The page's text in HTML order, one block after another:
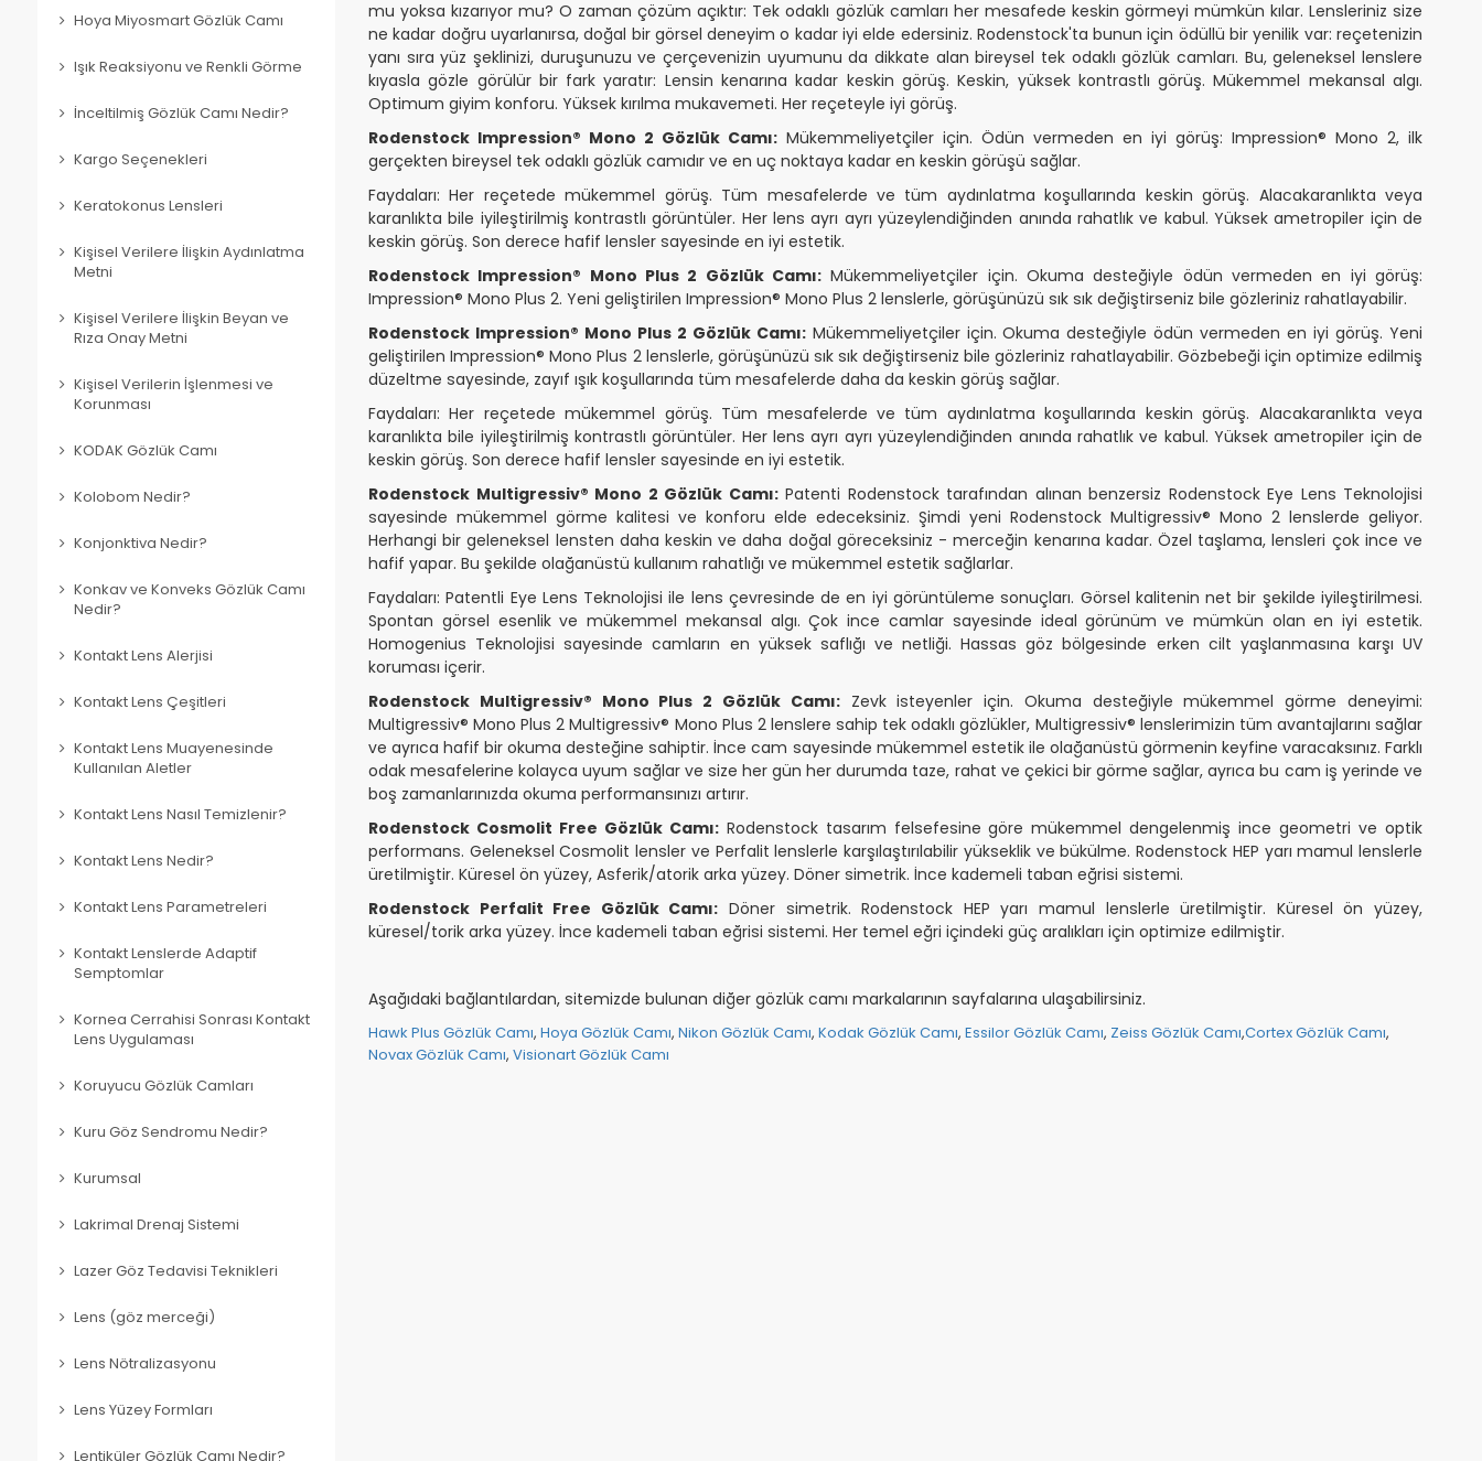
Hoya Miyosmart Gözlük Camı
Işık Reaksiyonu ve Renkli Görme
İnceltilmiş Gözlük Camı Nedir?
Kargo Seçenekleri
Keratokonus Lensleri
Kişisel Verilere İlişkin Aydınlatma
Metni
Kişisel Verilere İlişkin Beyan ve
Rıza Onay Metni
Kişisel Verilerin İşlenmesi ve
Korunması
KODAK Gözlük Camı
Kolobom Nedir?
Konjonktiva Nedir?
Konkav ve Konveks Gözlük Camı
Nedir?
Kontakt Lens Alerjisi
Kontakt Lens Çeşitleri
Kontakt Lens Muayenesinde
Kullanılan Aletler
Kontakt Lens Nasıl Temizlenir?
Kontakt Lens Nedir?
Kontakt Lens Parametreleri
Kontakt Lenslerde Adaptif
Semptomlar
Kornea Cerrahisi Sonrası Kontakt
Lens Uygulaması
Koruyucu Gözlük Camları
Kuru Göz Sendromu Nedir?
Kurumsal
Lakrimal Drenaj Sistemi
Lazer Göz Tedavisi Teknikleri
Lens (göz merceği)
Lens Nötralizasyonu
Lens Yüzey Formları
Lentiküler Gözlük Camı Nedir?
mu yoksa kızarıyor mu? O zaman çözüm açıktır: Tek odaklı gözlük camları her mesafede keskin görmeyi mümkün kılar. Lensleriniz size
ne kadar doğru uyarlanırsa, doğal bir görsel deneyim o kadar iyi elde edersiniz. Rodenstock'ta bunun için ödüllü bir yenilik var: reçetenizin
yanı sıra yüz şeklinizi, duruşunuzu ve çerçevenizin uyumunu da dikkate alan bireysel tek odaklı gözlük camları. Bu, geleneksel lenslere
kıyasla gözle görülür bir fark yaratır: Lensin kenarına kadar keskin görüş. Keskin, yüksek kontrastlı görüş. Mükemmel mekansal algı.
Optimum giyim konforu. Yüksek kırılma mukavemeti. Her reçeteyle iyi görüş.
Rodenstock Impression® Mono 2 Gözlük Camı: Mükemmeliyetçiler için. Ödün vermeden en iyi görüş: Impression® Mono 2, ilk
gerçekten bireysel tek odaklı gözlük camıdır ve en uç noktaya kadar en keskin görüşü sağlar.
Faydaları: Her reçetede mükemmel görüş. Tüm mesafelerde ve tüm aydınlatma koşullarında keskin görüş. Alacakaranlıkta veya
karanlıkta bile iyileştirilmiş kontrastlı görüntüler. Her lens ayrı ayrı yüzeylendiğinden anında rahatlık ve kabul. Yüksek ametropiler için de
keskin görüş. Son derece hafif lensler sayesinde en iyi estetik.
Rodenstock Impression® Mono Plus 2 Gözlük Camı: Mükemmeliyetçiler için. Okuma desteğiyle ödün vermeden en iyi görüş:
Impression® Mono Plus 2. Yeni geliştirilen Impression® Mono Plus 2 lenslerle, görüşünüzü sık sık değiştirseniz bile gözleriniz rahatlayabilir.
Rodenstock Impression® Mono Plus 2 Gözlük Camı:Mükemmeliyetçiler için. Okuma desteğiyle ödün vermeden en iyi görüş. Yeni
geliştirilen Impression® Mono Plus 2 lenslerle, görüşünüzü sık sık değiştirseniz bile gözleriniz rahatlayabilir. Gözbebeği için optimize edilmiş
düzeltme sayesinde, zayıf ışık koşullarında tüm mesafelerde daha da keskin görüş sağlar.
Faydaları: Her reçetede mükemmel görüş. Tüm mesafelerde ve tüm aydınlatma koşullarında keskin görüş. Alacakaranlıkta veya
karanlıkta bile iyileştirilmiş kontrastlı görüntüler. Her lens ayrı ayrı yüzeylendiğinden anında rahatlık ve kabul. Yüksek ametropiler için de
keskin görüş. Son derece hafif lensler sayesinde en iyi estetik.
Rodenstock Multigressiv® Mono 2 Gözlük Camı:Patenti Rodenstock tarafından alınan benzersiz Rodenstock Eye Lens Teknolojisi
sayesinde mükemmel görme kalitesi ve konforu elde edeceksiniz. Şimdi yeni Rodenstock Multigressiv® Mono 2 lenslerde geliyor.
Herhangi bir geleneksel lensten daha keskin ve daha doğal göreceksiniz - merceğin kenarına kadar. Özel taşlama, lensleri çok ince ve
hafif yapar. Bu şekilde olağanüstü kullanım rahatlığı ve mükemmel estetik sağlarlar.
Faydaları: Patentli Eye Lens Teknolojisi ile lens çevresinde de en iyi görüntüleme sonuçları. Görsel kalitenin net bir şekilde iyileştirilmesi.
Spontan görsel esenlik ve mükemmel mekansal algı. Çok ince camlar sayesinde ideal görünüm ve mümkün olan en iyi estetik.
Homogenius Teknolojisi sayesinde camların en yüksek saflığı ve netliği. Hassas göz bölgesinde erken cilt yaşlanmasına karşı UV
koruması içerir.
Rodenstock Multigressiv® Mono Plus 2 Gözlük Camı:Zevk isteyenler için. Okuma desteğiyle mükemmel görme deneyimi:
Multigressiv® Mono Plus 2 Multigressiv® Mono Plus 2 lenslere sahip tek odaklı gözlükler, Multigressiv® lenslerimizin tüm avantajlarını sağlar
ve ayrıca hafif bir okuma desteğine sahiptir. İnce cam sayesinde mükemmel estetik ile olağanüstü görmenin keyfine varacaksınız. Farklı
odak mesafelerine kolayca uyum sağlar ve size her gün her durumda taze, rahat ve çekici bir görme sağlar, ayrıca bu cam iş yerinde ve
boş zamanlarınızda okuma performansınızı artırır.
Rodenstock Cosmolit Free Gözlük Camı:Rodenstock tasarım felsefesine göre mükemmel dengelenmiş ince geometri ve optik
performans. Geleneksel Cosmolit lensler ve Perfalit lenslerle karşılaştırılabilir yükseklik ve bükülme. Rodenstock HEP yarı mamul lenslerle
üretilmiştir. Küresel ön yüzey, Asferik/atorik arka yüzey. Döner simetrik. İnce kademeli taban eğrisi sistemi.
Rodenstock Perfalit Free Gözlük Camı: Döner simetrik. Rodenstock HEP yarı mamul lenslerle üretilmiştir. Küresel ön yüzey,
küresel/torik arka yüzey. İnce kademeli taban eğrisi sistemi. Her temel eğri içindeki güç aralıkları için optimize edilmiştir.
Aşağıdaki bağlantılardan, sitemizde bulunan diğer gözlük camı markalarının sayfalarına ulaşabilirsiniz.
Hawk Plus Gözlük Camı, Hoya Gözlük Camı, Nikon Gözlük Camı, Kodak Gözlük Camı, Essilor Gözlük Camı, Zeiss Gözlük Camı,Cortex Gözlük Camı,
Novax Gözlük Camı, Visionart Gözlük Camı